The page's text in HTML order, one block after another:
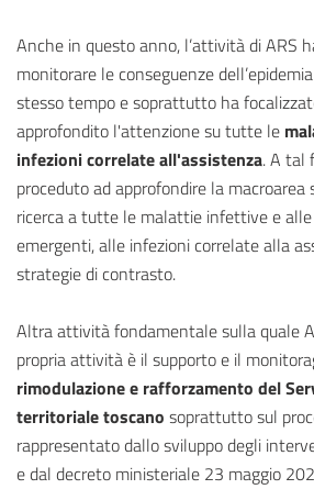
Anche in questo anno, l’attività di ARS
monitorare le conseguenze
stesso tempo e soprattutto ha
approfondito l'attenzione su tutte le
infezioni correlate all'assistenza. A tal
proceduto ad approfondire la macroarea
ricerca a tutte le malattie infettive e
emergenti, alle infezioni correlate alla
strategie di contrasto.
Altra attività fondamentale sulla quale
propria attività è il supporto e il
rimodulazione e rafforzamento del
territoriale toscano soprattutto sul
rappresentato dallo sviluppo degli
e dal decreto ministeriale 23 maggio